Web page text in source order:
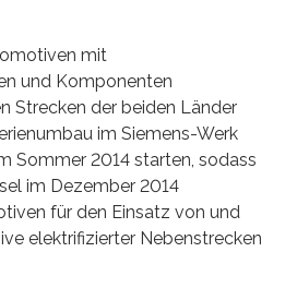
mit
und Komponenten
Strecken der beiden Länder
im Siemens-Werk
Sommer 2014 starten, sodass
im Dezember 2014
für den Einsatz von und
elektrifizierter Nebenstrecken